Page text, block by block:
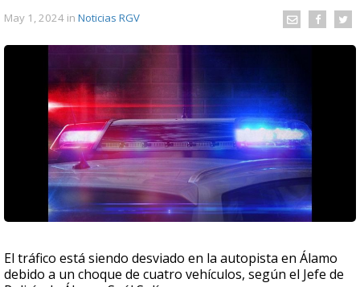
May 1, 2024 in Noticias RGV
El tráfico está siendo desviado en la autopista en Álamo
debido a un choque de cuatro vehículos, según el Jefe de